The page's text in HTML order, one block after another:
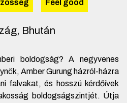
Feel good
Bhután
boldogság? A negyvenes
Amber Gurung házról-házra
falvakat, és hosszú kérdőívek
boldogságszintjét. Útja